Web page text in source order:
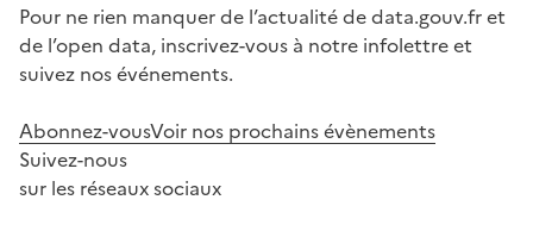
Pour ne rien manquer de l’actualité de data.gouv.fr et
de l’open data, inscrivez-vous à notre infolettre et
suivez nos événements.
Abonnez-vousVoir nos prochains évènements
Suivez-nous
sur les réseaux sociaux